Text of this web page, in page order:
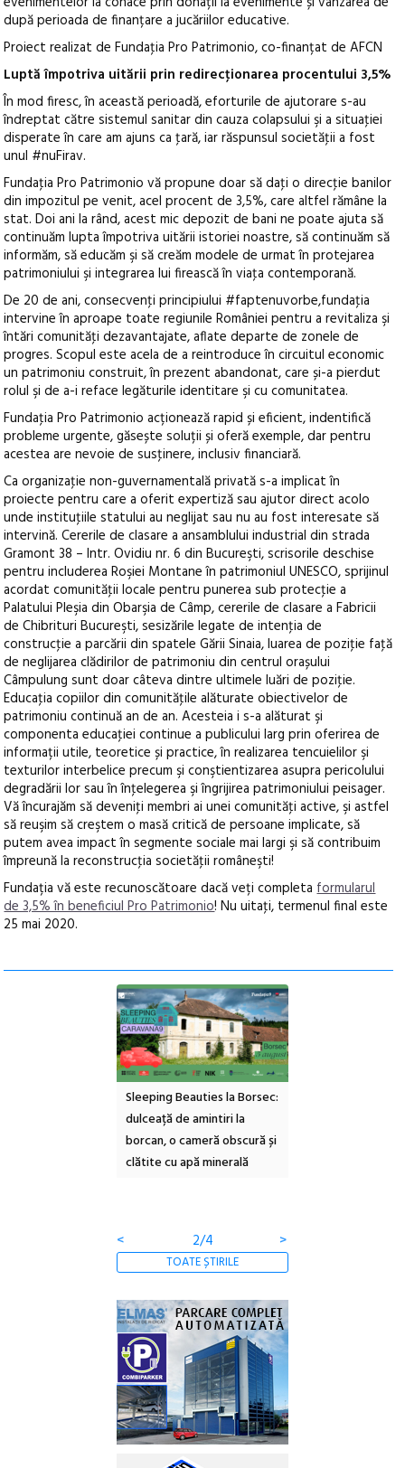
după perioada de finanțare a jucăriilor educative.
Proiect realizat de Fundaţia Pro Patrimonio, co-finanțat de AFCN
Luptă împotriva uitării prin redirecţionarea procentului 3,5%
În mod firesc, în această perioadă, eforturile de ajutorare s-au
îndreptat către sistemul sanitar din cauza colapsului şi a situaţiei
disperate în care am ajuns ca ţară, iar răspunsul societăţii a fost
unul #nuFirav.
Fundaţia Pro Patrimonio vă propune doar să daţi o direcţie banilor
din impozitul pe venit, acel procent de 3,5%, care altfel rămâne la
stat. Doi ani la rând, acest mic depozit de bani ne poate ajuta să
continuăm lupta împotriva uitării istoriei noastre, să continuăm să
informăm, să educăm şi să creăm modele de urmat în protejarea
patrimoniului şi integrarea lui firească în viaţa contemporană.
De 20 de ani, consecvenţi principiului #faptenuvorbe,fundaţia
intervine în aproape toate regiunile României pentru a revitaliza şi
întări comunităţi dezavantajate, aflate departe de zonele de
progres. Scopul este acela de a reintroduce în circuitul economic
un patrimoniu construit, în prezent abandonat, care și-a pierdut
rolul şi de a-i reface legăturile identitare şi cu comunitatea.
Fundaţia Pro Patrimonio acționează rapid și eficient, indentifică
probleme urgente, găsește soluții și oferă exemple, dar pentru
acestea are nevoie de susţinere, inclusiv financiară.
Ca organizaţie non-guvernamentală privată s-a implicat în
proiecte pentru care a oferit expertiză sau ajutor direct acolo
unde instituţiile statului au neglijat sau nu au fost interesate să
intervină. Cererile de clasare a ansamblului industrial din strada
Gramont 38 – Intr. Ovidiu nr. 6 din Bucureşti, scrisorile deschise
pentru includerea Roşiei Montane în patrimoniul UNESCO, sprijinul
acordat comunităţii locale pentru punerea sub protecţie a
Palatului Pleşia din Obarşia de Câmp, cererile de clasare a Fabricii
de Chibrituri Bucureşti, sesizările legate de intenţia de
construcţie a parcării din spatele Gării Sinaia, luarea de poziţie faţă
de neglijarea clădirilor de patrimoniu din centrul orașului
Câmpulung sunt doar câteva dintre ultimele luări de poziţie.
Educaţia copiilor din comunităţile alăturate obiectivelor de
patrimoniu continuă an de an. Acesteia i s-a alăturat şi
componenta educaţiei continue a publicului larg prin oferirea de
informații utile, teoretice și practice, în realizarea tencuielilor şi
texturilor interbelice precum şi conştientizarea asupra pericolului
degradării lor sau în înţelegerea şi îngrijirea patrimoniului peisager.
Vă încurajăm să deveniţi membri ai unei comunităţi active, şi astfel
să reuşim să creştem o masă critică de persoane implicate, să
putem avea impact în segmente sociale mai largi şi să contribuim
împreună la reconstrucţia societăţii româneşti!
Fundația vă este recunoscătoare dacă veți completaformularul
de 3,5% în beneficiul Pro Patrimonio! Nu uitaţi, termenul final este
25 mai 2020.
Sleeping Beauties la Borsec:
dulceață de amintiri la
borcan, o cameră obscură și
clătite cu apă minerală
Festivalul Strada
Armenească #10: concerte,
ateliere și întâlniri în Grădina
Botanică
<
3/4 >
TOATE ȘTIRILE